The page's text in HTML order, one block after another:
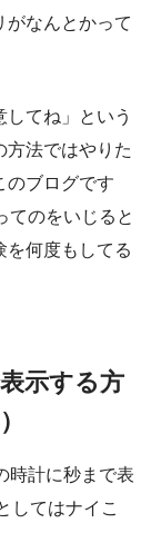
がなんとかって
してね」という
方法ではやりた
のブログです
てのをいじると
を何度もしてる
示する方
時計に秒まで表
してはナイこ